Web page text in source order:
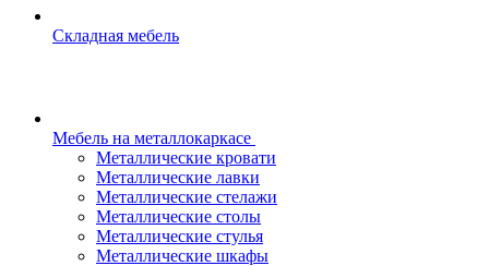
Складная мебель
Мебель на металлокаркасе
Металлические кровати
Металлические лавки
Металлические стелажи
Металлические столы
Металлические стулья
Металлические шкафы